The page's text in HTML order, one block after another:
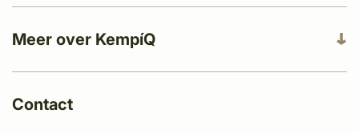
Meer over KempíQ
Contact